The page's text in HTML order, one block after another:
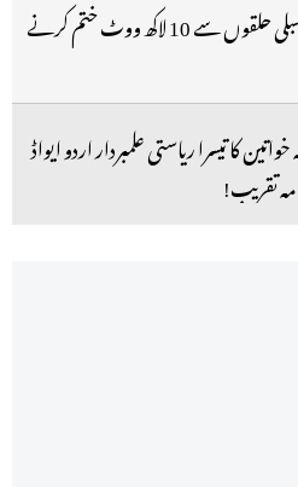
حیدرآباد کے 15 اسمبلی حلقوں سے 10 لاکھ ووٹ ختم کرنے
کا تیسرا ریاستی علمبردار اردو ایواڈ
تقریب!